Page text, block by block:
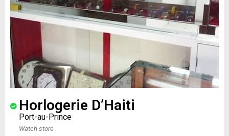
Horlogerie D’Haiti
Port-au-Prince
Watch store